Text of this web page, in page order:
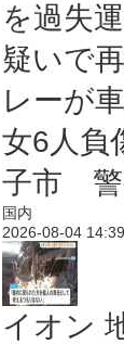
を過失
疑いで
レーが
女6人負
子市 警
国内
2026-08-04 14:39
イオン